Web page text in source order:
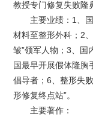
教授专门修复失败隆
主要业绩：1、
材料至整形外科；2
皱”领军人物；3、国
国最早开展假体隆胸
倡导者；6、整形失
形修复终点站”。
主要著作：